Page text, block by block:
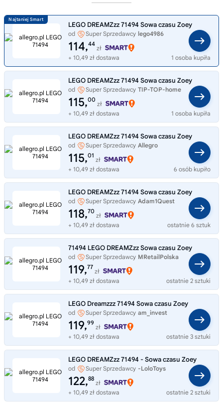
LEGO DREAMZzz 71494 Sowa czasu Zoey
od Super Sprzedawcy lego4986
114,44
zł
+ 10,49 zł dostawa
1 osoba kupiła
LEGO DREAMZzz 71494 Sowa czasu Zoey
od Super Sprzedawcy TIP-TOP-home
115,00
zł
+ 10,49 zł dostawa
1 osoba kupiła
LEGO DREAMZzz 71494 Sowa czasu Zoey
od Super Sprzedawcy Allegro
115,01
zł
+ 10,49 zł dostawa
6 osób kupiło
LEGO DREAMZzz 71494 Sowa czasu Zoey
od Super Sprzedawcy Adam1Quest
118,70
zł
+ 10,49 zł dostawa
ostatnie 6 sztuk
71494 LEGO DREAMZzz Sowa czasu Zoey
od Super Sprzedawcy MRetailPolska
119,77
zł
+ 10,49 zł dostawa
ostatnie 2 sztuki
LEGO Dreamzzz 71494 Sowa czasu Zoey
od Super Sprzedawcy am_invest
119,99
zł
+ 10,49 zł dostawa
ostatnie 3 sztuki
LEGO DREAMZzz 71494 - Sowa czasu Zoey
od Super Sprzedawcy -LoloToys
122,88
zł
+ 10,49 zł dostawa
ostatnie 2 sztuki